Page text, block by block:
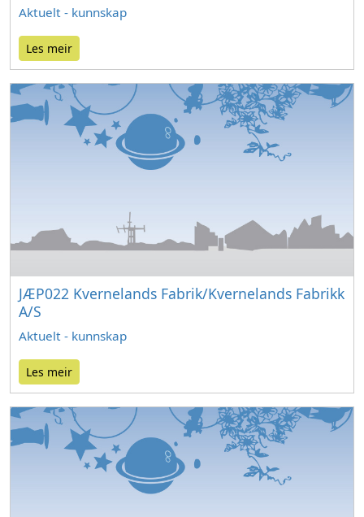
Aktuelt - kunnskap
Les meir
JÆP022 Kvernelands Fabrik/Kvernelands Fabrikk
A/S
Aktuelt - kunnskap
Les meir